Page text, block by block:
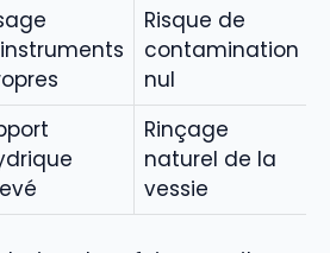
Risque de
contamination
nul
Rinçage
naturel de la
vessie